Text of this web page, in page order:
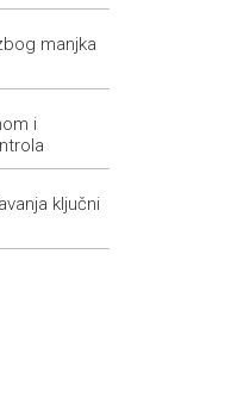
manjka
i
ključni